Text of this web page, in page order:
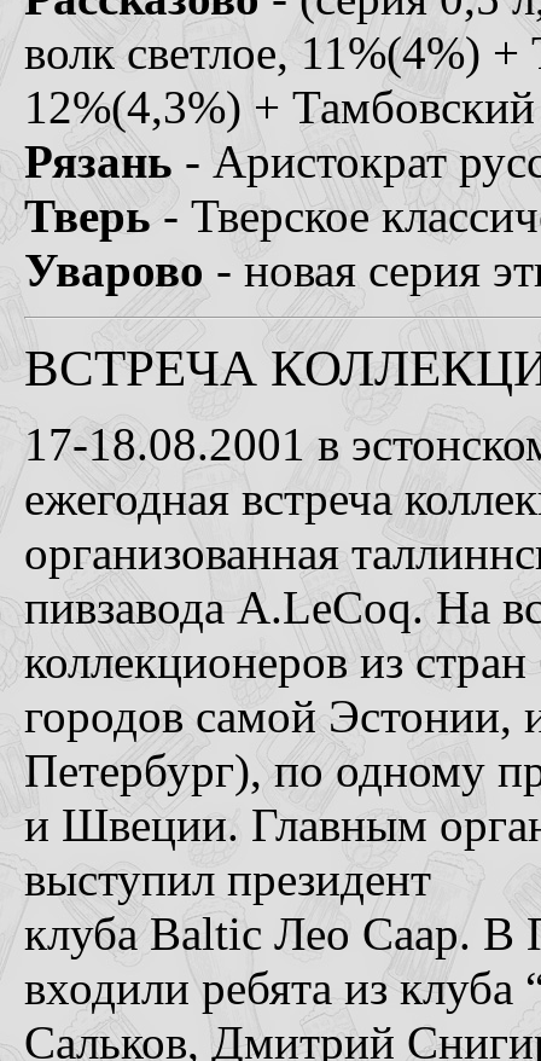
волк светлое, 11%(4%)
12%(4,3%) +
Рязань - Аристократ
Тверь - Тверское
Уварово - новая серия
ВСТРЕЧА
17-18.08.2001 в
ежегодная встреча
организованная
пивзавода A.LeCoq. На
коллекционеров из
городов самой Эстонии,
Петербург), по одному
и Швеции. Главным
выступил президент
клуба Baltic Лео Саар. В
входили ребята из
Сальков, Дмитрий